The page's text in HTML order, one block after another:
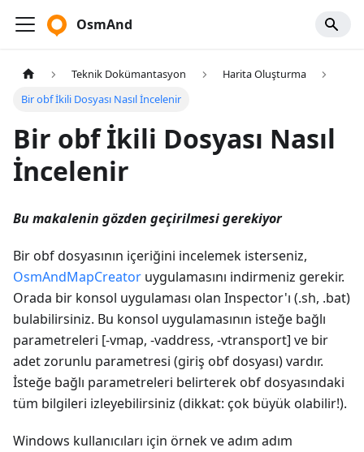
OsmAnd
Teknik Dokümantasyon
Harita Oluşturma
Bir obf İkili Dosyası Nasıl İncelenir
Bir obf İkili Dosyası Nasıl
İncelenir
Bu makalenin gözden geçirilmesi gerekiyor
Bir obf dosyasının içeriğini incelemek isterseniz,
OsmAndMapCreator uygulamasını indirmeniz gerekir.
Orada bir konsol uygulaması olan Inspector'ı (.sh, .bat)
bulabilirsiniz. Bu konsol uygulamasının isteğe bağlı
parametreleri [-vmap, -vaddress, -vtransport] ve bir
adet zorunlu parametresi (giriş obf dosyası) vardır.
İsteğe bağlı parametreleri belirterek obf dosyasındaki
tüm bilgileri izleyebilirsiniz (dikkat: çok büyük olabilir!).
Windows kullanıcıları için örnek ve adım adım